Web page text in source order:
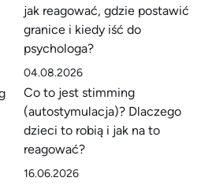
jak reagować, gdzie postawić
granice i kiedy iść do
psychologa?
04.08.2026
Co to jest stimming
(autostymulacja)? Dlaczego
dzieci to robią i jak na to
reagować?
16.06.2026